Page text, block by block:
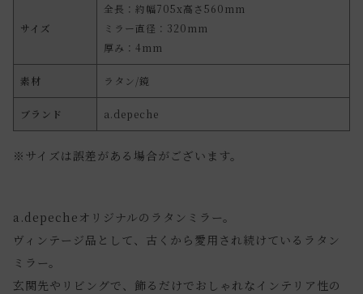
サイズ
全長：約幅705x高さ560mm
ミラー直径：320mm
厚み：4mm
素材 ラタン/鏡
ブランド a.depeche
※サイズは誤差がある場合がございます。
a.depecheオリジナルのラタンミラー。
ヴィンテージ品として、古くから愛用され続けているラタン
ミラー。
玄関先やリビングで、飾るだけでおしゃれなインテリア性の